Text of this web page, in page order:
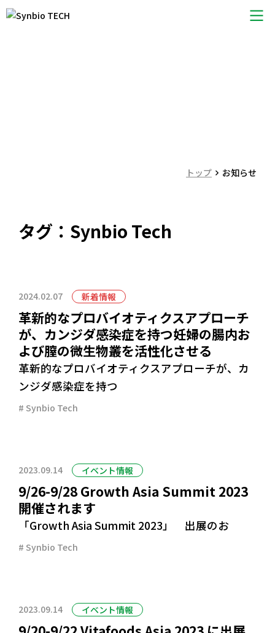
トップ お知らせ
タグ：Synbio Tech
2024.02.07 新着情報
革新的なプロバイオティクスアプローチ
が、カンジダ感染症を持つ妊婦の腸内お
よび膣の微生物叢を活性化させる
革新的なプロバイオティクスアプローチが、カ
ンジダ感染症を持つ
Synbio Tech
2023.09.14 イベント情報
9/26-9/28 Growth Asia Summit 2023
開催されます
「Growth Asia Summit 2023」 出展のお
Synbio Tech
2023.09.14 イベント情報